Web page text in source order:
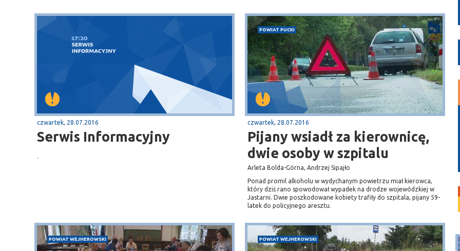
czwartek, 28.07.2016
Serwis Informacyjny
.
POWIAT PUCKI
czwartek, 28.07.2016
Pijany wsiadł za kierownicę,
dwie osoby w szpitalu
Arleta Bolda-Górna, Andrzej Sipajło
Ponad promil alkoholu w wydychanym powietrzu miał kierowca,
który dziś rano spowodował wypadek na drodze wojewódzkiej w
Jastarni. Dwie poszkodowane kobiety trafiły do szpitala, pijany 59-
latek do policyjnego aresztu.
POWIAT WEJHEROWSKI POWIAT WEJHEROWSKI